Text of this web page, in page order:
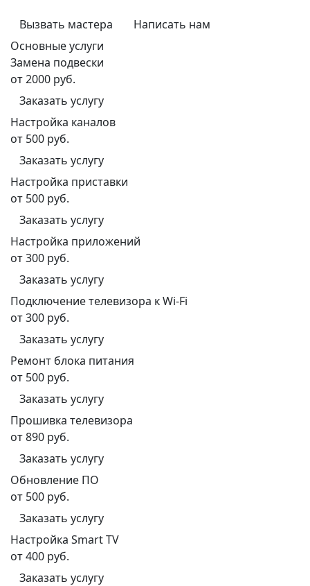
Вызвать мастера
Написать нам
Основные услуги
Замена подвески
от 2000 руб.
Заказать услугу
Настройка каналов
от 500 руб.
Заказать услугу
Настройка приставки
от 500 руб.
Заказать услугу
Настройка приложений
от 300 руб.
Заказать услугу
Подключение телевизора к Wi-Fi
от 300 руб.
Заказать услугу
Ремонт блока питания
от 500 руб.
Заказать услугу
Прошивка телевизора
от 890 руб.
Заказать услугу
Обновление ПО
от 500 руб.
Заказать услугу
Настройка Smart TV
от 400 руб.
Заказать услугу